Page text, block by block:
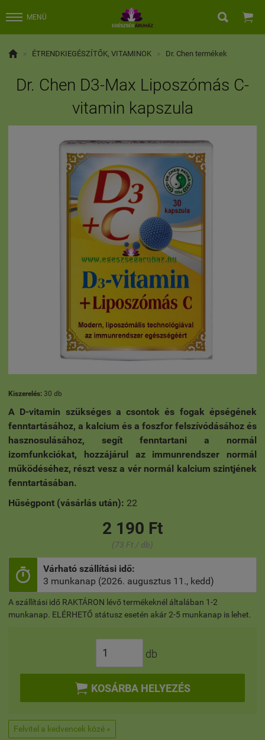
MENÜ  
 » ÉTRENDKIEGÉSZÍTŐK, VITAMINOK » Dr. Chen termékek
Dr. Chen D3-Max Liposzómás C-
vitamin kapszula
Kiszerelés: 30 db
A D-vitamin szükséges a csontok és fogak épségének
fenntartásához, a kalcium és a foszfor felszívódásához és
hasznosulásához, segít fenntartani a normál
izomfunkciókat, hozzájárul az immunrendszer normál
működéséhez, részt vesz a vér normál kalcium szintjének
fenntartásában.
Hűségpont (vásárlás után): 22
2 190 Ft
(73 Ft / db)

Várható szállítási idő:
3 munkanap (2026. augusztus 11., kedd)
A szállítási idő RAKTÁRON lévő termékeknél általában 1-2
munkanap. ELÉRHETŐ státusz esetén akár 2-5 munkanap is lehet.
db
 KOSÁRBA HELYEZÉS
Felvitel a kedvencek közé »